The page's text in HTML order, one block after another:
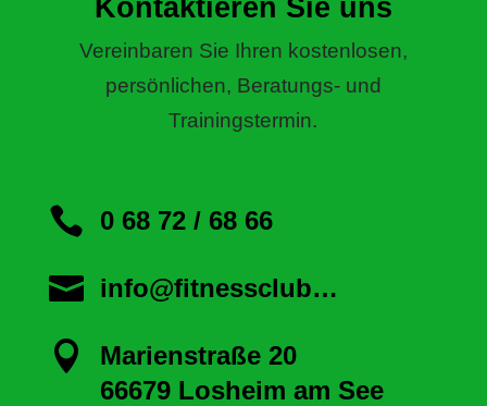
Kontaktieren Sie uns
Vereinbaren Sie Ihren kostenlosen,
persönlichen, Beratungs- und
Trainingstermin.
 0 68 72 / 68 66
 info@fitnessclub…

Marienstraße 20
66679 Losheim am See